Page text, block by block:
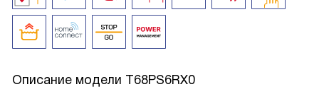
Описание модели T68PS6RX0